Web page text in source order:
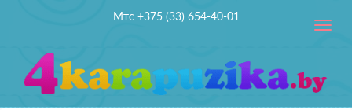
Мтс +375 (33) 654-40-01
Toggle